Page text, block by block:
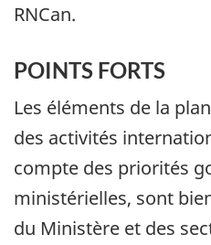
RNCan.
POINTS FORTS
Les éléments de la
des activités
compte des priorités
ministérielles, sont
du Ministère et des